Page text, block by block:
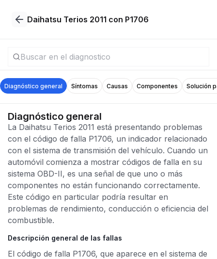
Daihatsu Terios 2011 con P1706
Diagnóstico general Síntomas Causas Componentes Solución
Diagnóstico general
La Daihatsu Terios 2011 está presentando problemas
con el código de falla P1706, un indicador relacionado
con el sistema de transmisión del vehículo. Cuando un
automóvil comienza a mostrar códigos de falla en su
sistema OBD-II, es una señal de que uno o más
componentes no están funcionando correctamente.
Este código en particular podría resultar en
problemas de rendimiento, conducción o eficiencia del
combustible.
Descripción general de las fallas
El código de falla P1706, que aparece en el sistema de